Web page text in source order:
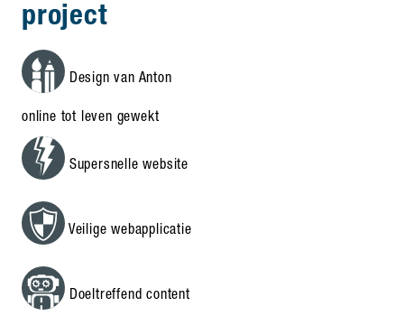
project
Design van Anton
online tot leven gewekt
Supersnelle website
Veilige webapplicatie
Doeltreffend content